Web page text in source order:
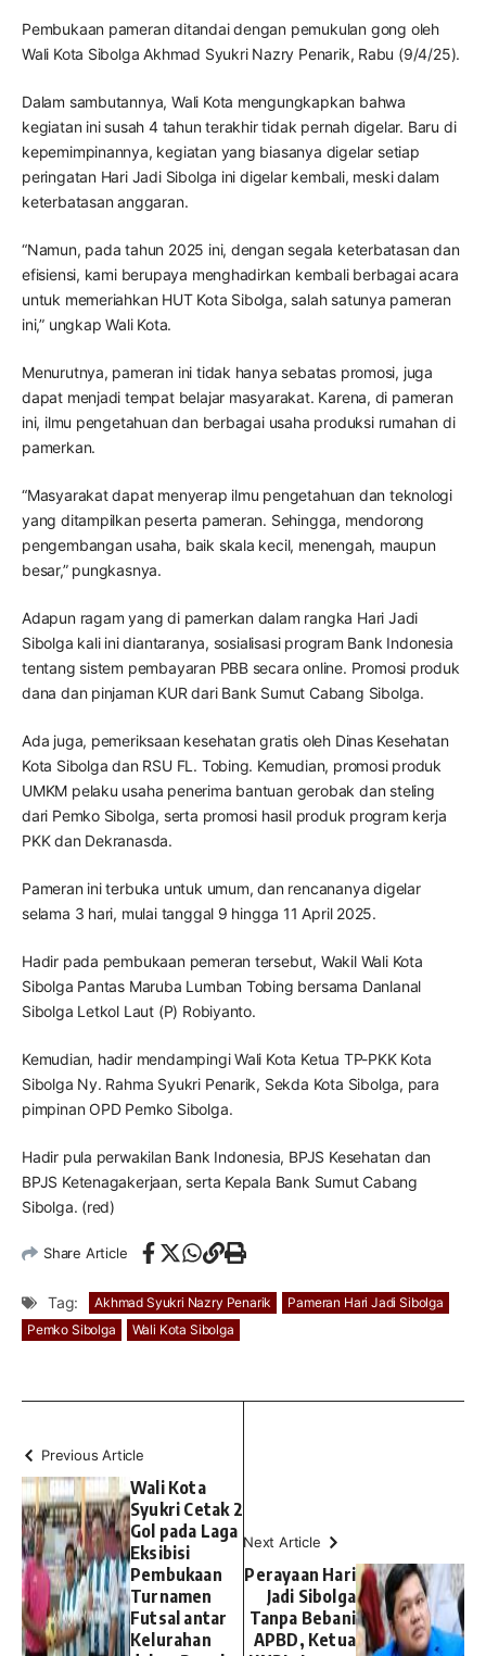
Pembukaan pameran ditandai dengan pemukulan gong oleh
Wali Kota Sibolga Akhmad Syukri Nazry Penarik, Rabu (9/4/25).
Dalam sambutannya, Wali Kota mengungkapkan bahwa
kegiatan ini susah 4 tahun terakhir tidak pernah digelar. Baru di
kepemimpinannya, kegiatan yang biasanya digelar setiap
peringatan Hari Jadi Sibolga ini digelar kembali, meski dalam
keterbatasan anggaran.
“Namun, pada tahun 2025 ini, dengan segala keterbatasan dan
efisiensi, kami berupaya menghadirkan kembali berbagai acara
untuk memeriahkan HUT Kota Sibolga, salah satunya pameran
ini,” ungkap Wali Kota.
Menurutnya, pameran ini tidak hanya sebatas promosi, juga
dapat menjadi tempat belajar masyarakat. Karena, di pameran
ini, ilmu pengetahuan dan berbagai usaha produksi rumahan di
pamerkan.
“Masyarakat dapat menyerap ilmu pengetahuan dan teknologi
yang ditampilkan peserta pameran. Sehingga, mendorong
pengembangan usaha, baik skala kecil, menengah, maupun
besar,” pungkasnya.
Adapun ragam yang di pamerkan dalam rangka Hari Jadi
Sibolga kali ini diantaranya, sosialisasi program Bank Indonesia
tentang sistem pembayaran PBB secara online. Promosi produk
dana dan pinjaman KUR dari Bank Sumut Cabang Sibolga.
Ada juga, pemeriksaan kesehatan gratis oleh Dinas Kesehatan
Kota Sibolga dan RSU FL. Tobing. Kemudian, promosi produk
UMKM pelaku usaha penerima bantuan gerobak dan steling
dari Pemko Sibolga, serta promosi hasil produk program kerja
PKK dan Dekranasda.
Pameran ini terbuka untuk umum, dan rencananya digelar
selama 3 hari, mulai tanggal 9 hingga 11 April 2025.
Hadir pada pembukaan pemeran tersebut, Wakil Wali Kota
Sibolga Pantas Maruba Lumban Tobing bersama Danlanal
Sibolga Letkol Laut (P) Robiyanto.
Kemudian, hadir mendampingi Wali Kota Ketua TP-PKK Kota
Sibolga Ny. Rahma Syukri Penarik, Sekda Kota Sibolga, para
pimpinan OPD Pemko Sibolga.
Hadir pula perwakilan Bank Indonesia, BPJS Kesehatan dan
BPJS Ketenagakerjaan, serta Kepala Bank Sumut Cabang
Sibolga. (red)
Share Article
Tag: Akhmad Syukri Nazry Penarik
Pameran Hari Jadi Sibolga
Pemko Sibolga
Wali Kota Sibolga
Previous Article
Wali Kota
Syukri Cetak 2
Gol pada Laga
Eksibisi
Pembukaan
Turnamen
Futsal antar
Kelurahan
Next Article
Perayaan Hari
Jadi Sibolga
Tanpa Bebani
APBD, Ketua